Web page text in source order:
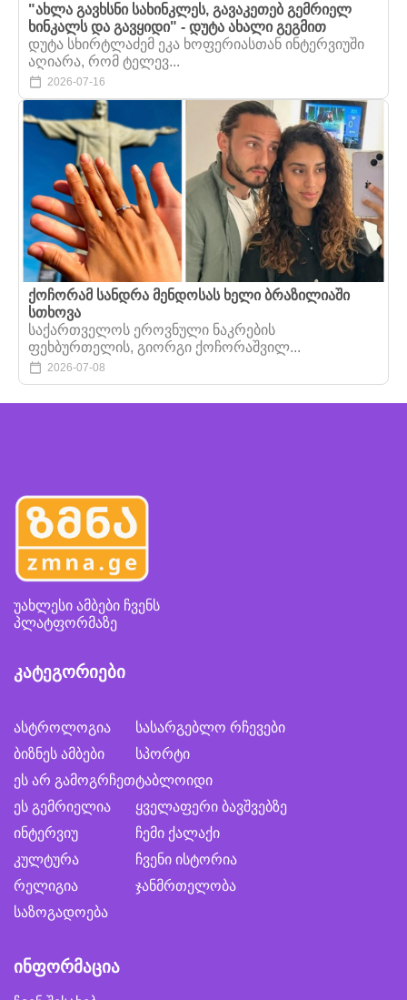
"ახლა გავხსნი სახინკლეს, გავაკეთებ გემრიელ
ხინკალს და გავყიდი" - დუტა ახალი გეგმით
დუტა სხირტლაძემ ეკა ხოფერიასთან ინტერვიუში
აღიარა, რომ ტელევ...
2026-07-16
ქოჩორამ სანდრა მენდოსას ხელი ბრაზილიაში
სთხოვა
საქართველოს ეროვნული ნაკრების
ფეხბურთელის, გიორგი ქოჩორაშვილ...
2026-07-08
უახლესი ამბები ჩვენს
პლატფორმაზე
კატეგორიები
ასტროლოგია
ბიზნეს ამბები
ეს არ გამოგრჩეთ
ეს გემრიელია
ინტერვიუ
კულტურა
რელიგია
საზოგადოება
სასარგებლო რჩევები
სპორტი
ტაბლოიდი
ყველაფერი ბავშვებზე
ჩემი ქალაქი
ჩვენი ისტორია
ჯანმრთელობა
ინფორმაცია